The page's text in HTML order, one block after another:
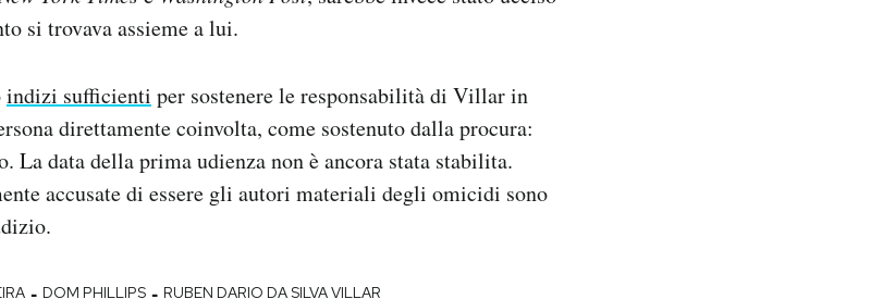
si trovava assieme a lui.
indizi sufficienti per sostenere le responsabilità di Villar in
direttamente coinvolta, come sostenuto dalla procura:
La data della prima udienza non è ancora stata stabilita.
accusate di essere gli autori materiali degli omicidi sono
- DOM PHILLIPS - RUBEN DARIO DA SILVA VILLAR